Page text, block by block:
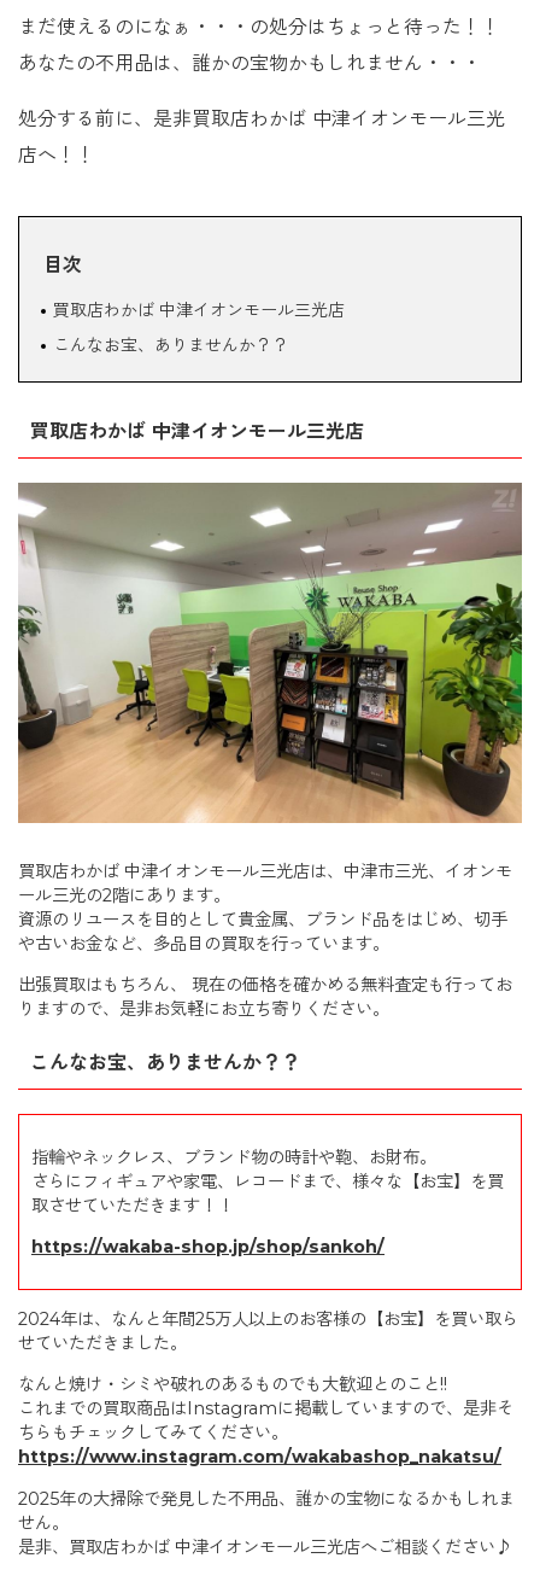
まだ使えるのになぁ・・・の処分はちょっと待った！！
あなたの不用品は、誰かの宝物かもしれません・・・
処分する前に、是非買取店わかば 中津イオンモール三光
店へ！！
目次
買取店わかば 中津イオンモール三光店
こんなお宝、ありませんか？？
買取店わかば 中津イオンモール三光店
買取店わかば 中津イオンモール三光店は、中津市三光、イオンモ
ール三光の2階にあります。
資源のリユースを目的として貴金属、ブランド品をはじめ、切手
や古いお金など、多品目の買取を行っています。
出張買取はもちろん、 現在の価格を確かめる無料査定も行ってお
りますので、是非お気軽にお立ち寄りください。
こんなお宝、ありませんか？？
指輪やネックレス、ブランド物の時計や鞄、お財布。
さらにフィギュアや家電、レコードまで、様々な【お宝】を買
取させていただきます！！
https://wakaba-shop.jp/shop/sankoh/
2024年は、なんと年間25万人以上のお客様の【お宝】を買い取ら
せていただきました。
なんと焼け・シミや破れのあるものでも大歓迎とのこと!!
これまでの買取商品はInstagramに掲載していますので、是非そ
ちらもチェックしてみてください。
https://www.instagram.com/wakabashop_nakatsu/
2025年の大掃除で発見した不用品、誰かの宝物になるかもしれま
せん。
是非、買取店わかば 中津イオンモール三光店へご相談ください♪